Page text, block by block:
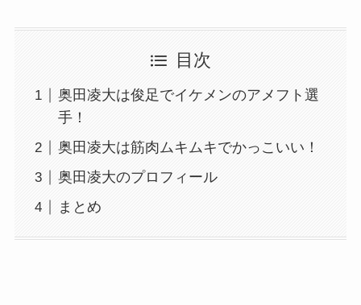
目次
奥田凌大は俊足でイケメンのアメフト選
手！
奥田凌大は筋肉ムキムキでかっこいい！
奥田凌大のプロフィール
まとめ